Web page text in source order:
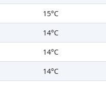
15°C
14°C
14°C
14°C